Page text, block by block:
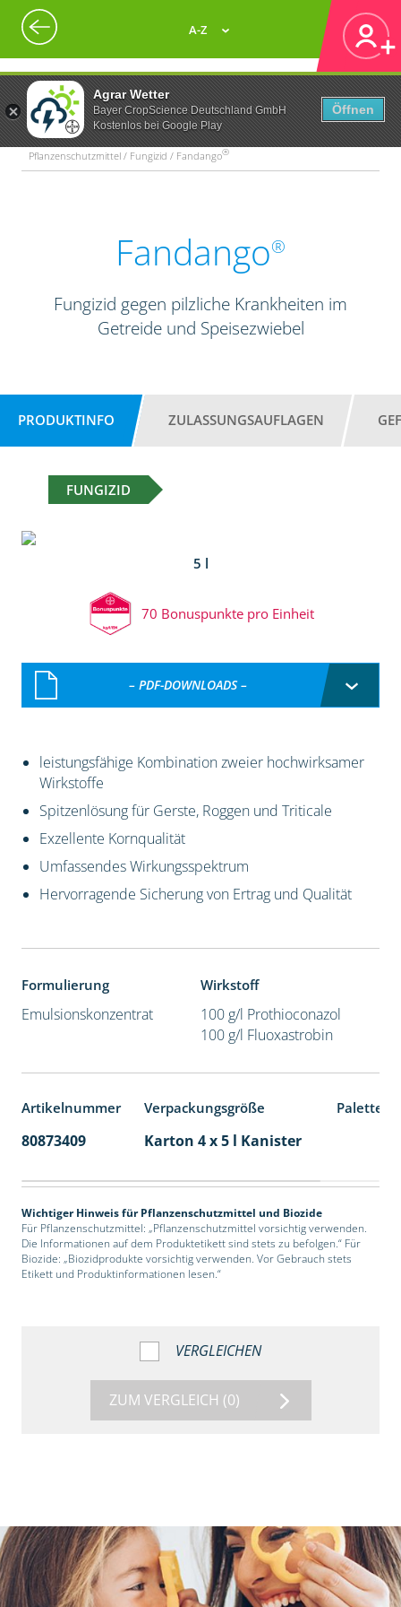
Agrar Wetter
Bayer CropScience Deutschland GmbH
Kostenlos bei Google Play
Öffnen
A-Z
Pflanzenschutzmittel / Fungizid / Fandango®
Fandango®
Fungizid gegen pilzliche Krankheiten im
Getreide und Speisezwiebel
PRODUKTINFO ZULASSUNGSAUFLAGEN
FUNGIZID
5 l
70 Bonuspunkte pro Einheit
– PDF-DOWNLOADS –
leistungsfähige Kombination zweier hochwirksamer
Wirkstoffe
Spitzenlösung für Gerste, Roggen und Triticale
Exzellente Kornqualität
Umfassendes Wirkungsspektrum
Hervorragende Sicherung von Ertrag und Qualität
Formulierung
Emulsionskonzentrat
Wirkstoff
100 g/l Prothioconazol
100 g/l Fluoxastrobin
Artikelnummer Verpackungsgröße
80873409 Karton 4 x 5 l Kanister
Wichtiger Hinweis für Pflanzenschutzmittel und Biozide
Für Pflanzenschutzmittel: „Pflanzenschutzmittel vorsichtig verwenden.
Die Informationen auf dem Produktetikett sind stets zu befolgen.“ Für
Biozide: „Biozidprodukte vorsichtig verwenden. Vor Gebrauch stets
Etikett und Produktinformationen lesen.“
VERGLEICHEN
ZUM VERGLEICH (0)